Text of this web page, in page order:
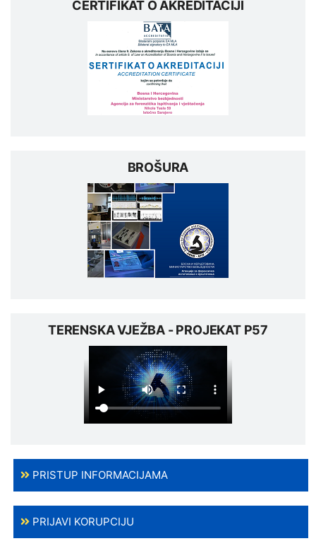
CERTIFIKAT O AKREDITACIJI
BROŠURA
TERENSKA VJEŽBA - PROJEKAT P57
PRISTUP INFORMACIJAMA
PRIJAVI KORUPCIJU